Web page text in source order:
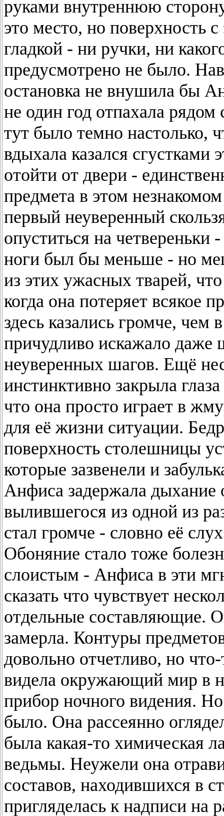
руками внутреннюю
это место, но поверхность
гладкой - ни ручки, ни
предусмотрено не было.
остановка не внушила бы
не один год отпахала
тут было темно настолько,
вдыхала казался
отойти от двери -
предмета в этом
первый неуверенный
опуститься на четвереньки
ноги был бы меньше - но
из этих ужасных тварей,
когда она потеряет всякое
здесь казались громче, чем
причудливо искажало даже
неуверенных шагов. Ещё
инстинктивно закрыла
что она просто играет в
для её жизни ситуации.
поверхность столешницы
которые зазвенели и
Анфиса задержала дыхание
вылившегося из одной из
стал громче - словно её
Обоняние стало тоже
слоистым - Анфиса в эти
сказать что чувствует
отдельные составляющие.
замерла. Контуры
довольно отчетливо, но
видела окружающий мир в
прибор ночного видения.
было. Она рассеянно
была какая-то химическая
ведьмы. Неужели она
составов, находившихся в
пригляделась к надписи на